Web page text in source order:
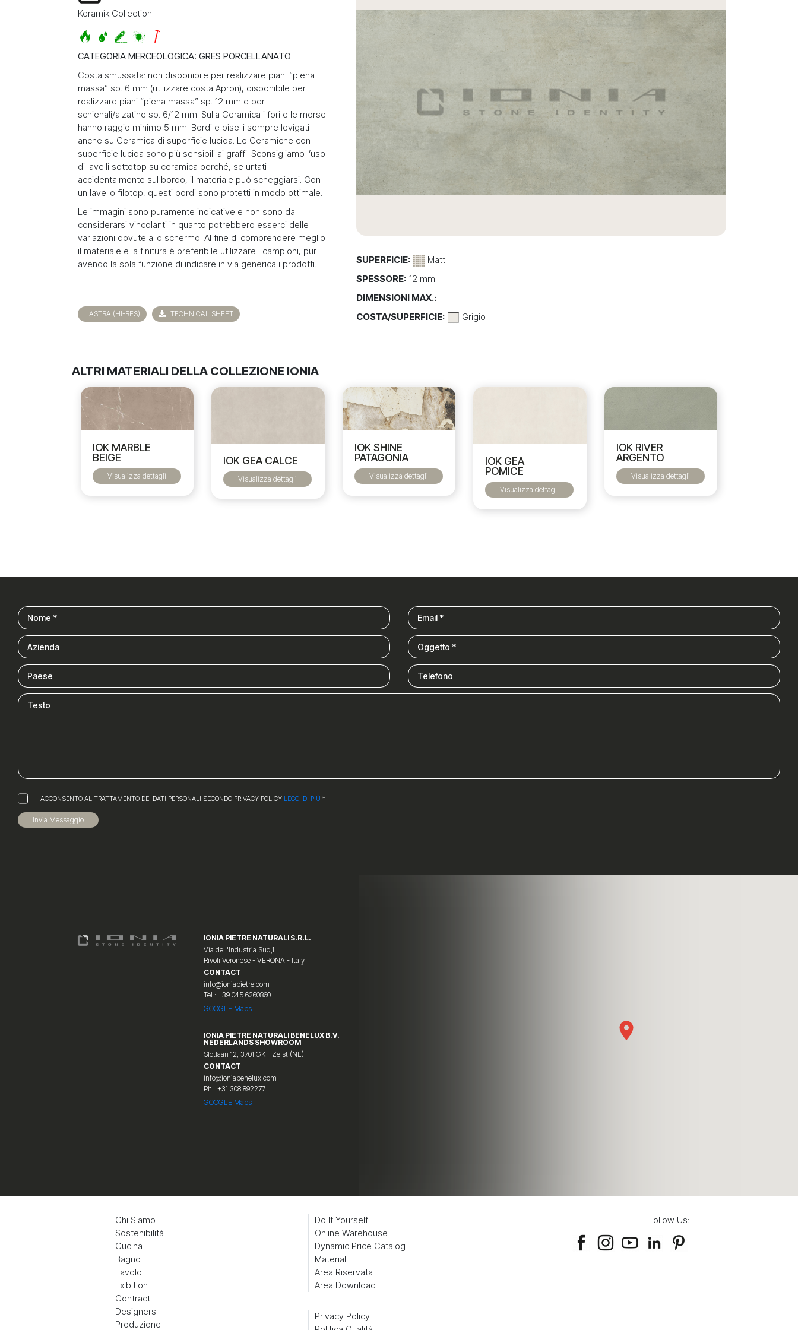
Keramik Collection
CATEGORIA MERCEOLOGICA: GRES PORCELLANATO
Costa smussata: non disponibile per realizzare piani “piena
massa” sp. 6 mm (utilizzare costa Apron), disponibile per
realizzare piani “piena massa” sp. 12 mm e per
schienali/alzatine sp. 6/12 mm. Sulla Ceramica i fori e le morse
hanno raggio minimo 5 mm. Bordi e biselli sempre levigati
anche su Ceramica di superficie lucida. Le Ceramiche con
superficie lucida sono più sensibili ai graffi. Sconsigliamo l’uso
di lavelli sottotop su ceramica perché, se urtati
accidentalmente sul bordo, il materiale può scheggiarsi. Con
un lavello filotop, questi bordi sono protetti in modo ottimale.
Le immagini sono puramente indicative e non sono da
considerarsi vincolanti in quanto potrebbero esserci delle
variazioni dovute allo schermo. Al fine di comprendere meglio
il materiale e la finitura è preferibile utilizzare i campioni, pur
avendo la sola funzione di indicare in via generica i prodotti.
LASTRA (HI-RES) TECHNICAL SHEET
SUPERFICIE:
Matt
SPESSORE: 12 mm
DIMENSIONI MAX.:
COSTA/SUPERFICIE:
Grigio
ALTRI MATERIALI DELLA COLLEZIONE IONIA
IOK MARBLE
BEIGE
Visualizza dettagli
IOK GEA CALCE
Visualizza dettagli
IOK SHINE
PATAGONIA
Visualizza dettagli
IOK GEA
POMICE
Visualizza dettagli
IOK RIVER
ARGENTO
Visualizza dettagli
ACCONSENTO AL TRATTAMENTO DEI DATI PERSONALI SECONDO PRIVACY POLICY LEGGI DI PIÙ *
Invia Messaggio
IONIA PIETRE NATURALI S.R.L.
Via dell'Industria Sud,1
Rivoli Veronese - VERONA - Italy
CONTACT
info@ioniapietre.com
Tel.: +39 045 6260860
GOOGLE Maps
IONIA PIETRE NATURALI BENELUX B.V.
NEDERLANDS SHOWROOM
Slotlaan 12, 3701 GK - Zeist (NL)
CONTACT
info@ioniabenelux.com
Ph.: +31 308 892277
GOOGLE Maps
Chi Siamo
Sostenibilità
Cucina
Bagno
Tavolo
Exibition
Contract
Designers
Produzione
Do It Yourself
Online Warehouse
Dynamic Price Catalog
Materiali
Area Riservata
Area Download
Privacy Policy
Follow Us: